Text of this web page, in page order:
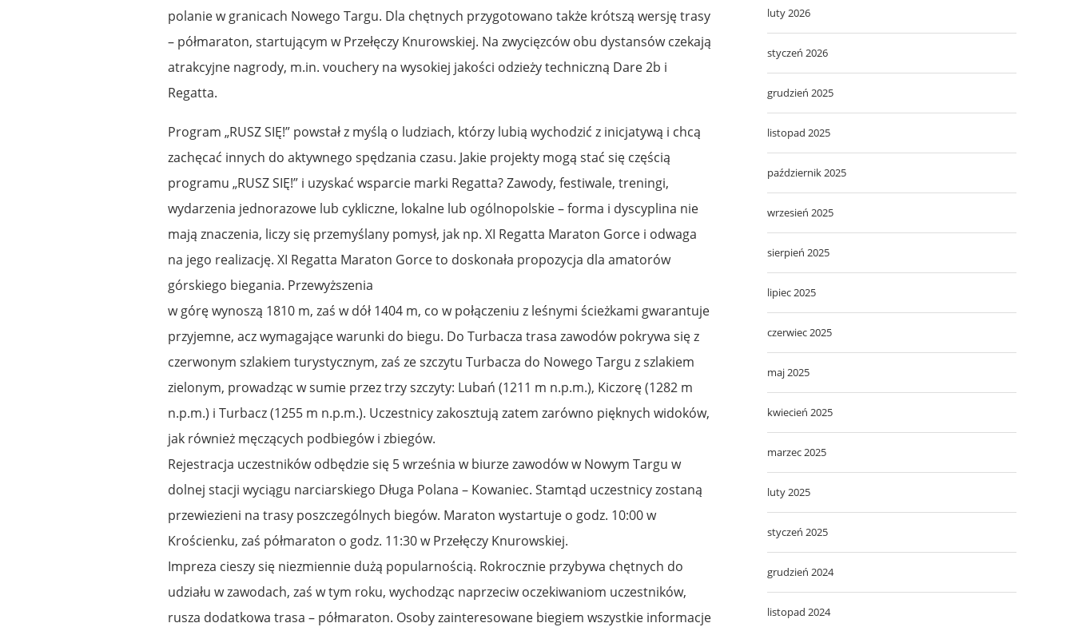
polanie w granicach Nowego Targu. Dla chętnych przygotowano także krótszą wersję trasy
– półmaraton, startującym w Przełęczy Knurowskiej. Na zwycięzców obu dystansów czekają
atrakcyjne nagrody, m.in. vouchery na wysokiej jakości odzieży techniczną Dare 2b i
Regatta.
Program „RUSZ SIĘ!” powstał z myślą o ludziach, którzy lubią wychodzić z inicjatywą i chcą
zachęcać innych do aktywnego spędzania czasu. Jakie projekty mogą stać się częścią
programu „RUSZ SIĘ!” i uzyskać wsparcie marki Regatta? Zawody, festiwale, treningi,
wydarzenia jednorazowe lub cykliczne, lokalne lub ogólnopolskie – forma i dyscyplina nie
mają znaczenia, liczy się przemyślany pomysł, jak np. XI Regatta Maraton Gorce i odwaga
na jego realizację. XI Regatta Maraton Gorce to doskonała propozycja dla amatorów
górskiego biegania. Przewyższenia
w górę wynoszą 1810 m, zaś w dół 1404 m, co w połączeniu z leśnymi ścieżkami gwarantuje
przyjemne, acz wymagające warunki do biegu. Do Turbacza trasa zawodów pokrywa się z
czerwonym szlakiem turystycznym, zaś ze szczytu Turbacza do Nowego Targu z szlakiem
zielonym, prowadząc w sumie przez trzy szczyty: Lubań (1211 m n.p.m.), Kiczorę (1282 m
n.p.m.) i Turbacz (1255 m n.p.m.). Uczestnicy zakosztują zatem zarówno pięknych widoków,
jak również męczących podbiegów i zbiegów.
Rejestracja uczestników odbędzie się 5 września w biurze zawodów w Nowym Targu w
dolnej stacji wyciągu narciarskiego Długa Polana – Kowaniec. Stamtąd uczestnicy zostaną
przewiezieni na trasy poszczególnych biegów. Maraton wystartuje o godz. 10:00 w
Krościenku, zaś półmaraton o godz. 11:30 w Przełęczy Knurowskiej.
Impreza cieszy się niezmiennie dużą popularnością. Rokrocznie przybywa chętnych do
udziału w zawodach, zaś w tym roku, wychodząc naprzeciw oczekiwaniom uczestników,
rusza dodatkowa trasa – półmaraton. Osoby zainteresowane biegiem wszystkie informacje
luty 2026
styczeń 2026
grudzień 2025
listopad 2025
październik 2025
wrzesień 2025
sierpień 2025
lipiec 2025
czerwiec 2025
maj 2025
kwiecień 2025
marzec 2025
luty 2025
styczeń 2025
grudzień 2024
listopad 2024